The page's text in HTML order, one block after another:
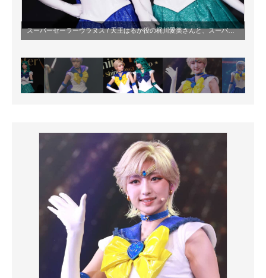
スーパーセーラーウラヌス / 天王はるか役の梶川愛美さんと、スーパーセーラーネプチューン / 海王みちる役の本堂環稀さん（編集部撮影）© NT © NT/PSSP